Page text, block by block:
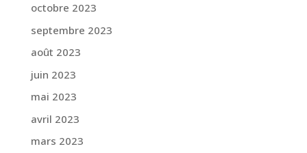
octobre 2023
septembre 2023
août 2023
juin 2023
mai 2023
avril 2023
mars 2023